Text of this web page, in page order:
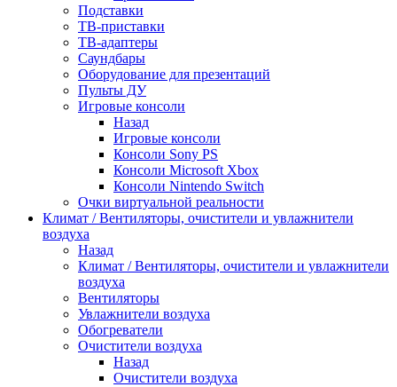
Подставки
ТВ-приставки
ТВ-адаптеры
Саундбары
Оборудование для презентаций
Пульты ДУ
Игровые консоли
Назад
Игровые консоли
Консоли Sony PS
Консоли Microsoft Xbox
Консоли Nintendo Switch
Очки виртуальной реальности
Климат / Вентиляторы, очистители и увлажнители
воздуха
Назад
Климат / Вентиляторы, очистители и увлажнители
воздуха
Вентиляторы
Увлажнители воздуха
Обогреватели
Очистители воздуха
Назад
Очистители воздуха